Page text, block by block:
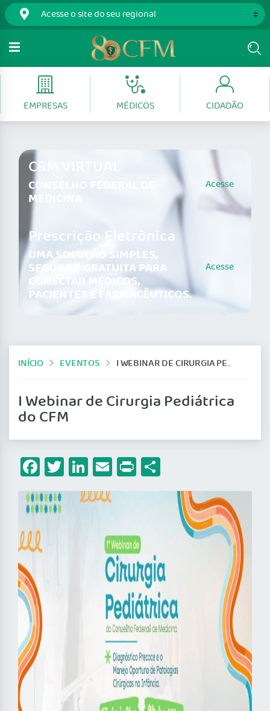
EMPRESAS MÉDICOS CIDADÃO
CRM VIRTUAL
CONSELHO FEDERAL DE
MEDICINA
Acesse
Prescrição Eletrônica
UMA SOLUÇÃO SIMPLES,
SEGURA E GRATUITA PARA
CONECTAR MÉDICOS,
PACIENTES E FARMACÊUTICOS.
Acesse
INÍCIO EVENTOS I WEBINAR DE CIRURGIA PEDIÁTRICA DO CFM
I Webinar de Cirurgia Pediátrica
do CFM
Facebook
Twitter
LinkedIn
Email
Print